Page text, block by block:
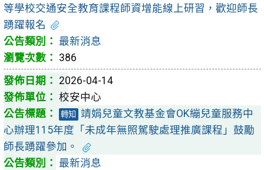
等學校交通安全教育課程師資增能線上研習，歡迎師長
踴躍報名
最新消息
386
2026-04-14
校安中心
轉知
靖娟兒童文教基金會OK繃兒童服務中
心辦理115年度「未成年無照駕駛處理推廣課程」鼓勵
師長踴躍參加。
最新消息